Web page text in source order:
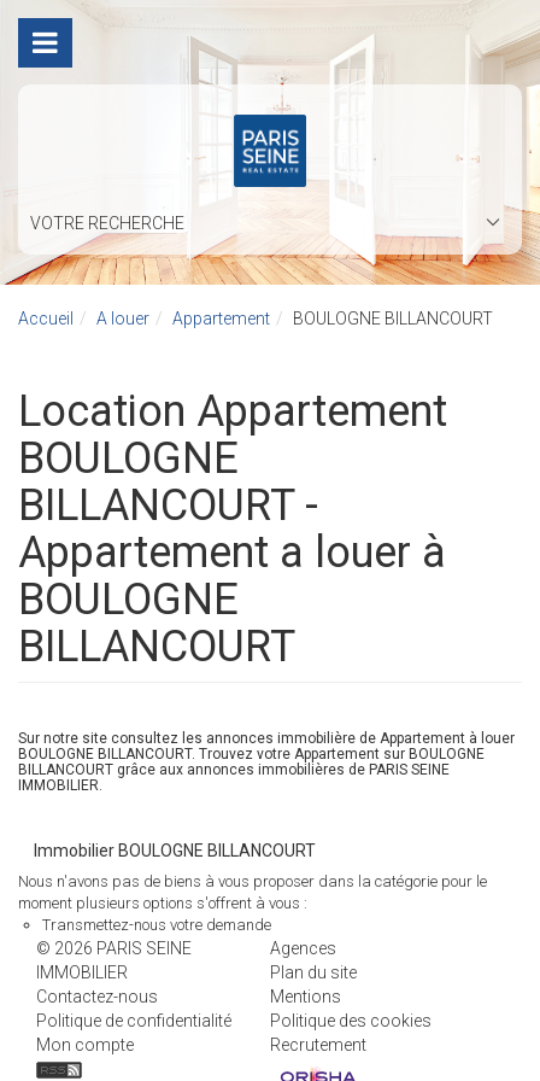
VOTRE RECHERCHE
Accueil A louer Appartement BOULOGNE BILLANCOURT
Location Appartement
BOULOGNE
BILLANCOURT -
Appartement a louer à
BOULOGNE
BILLANCOURT
Sur notre site consultez les annonces immobilière de Appartement à louer
BOULOGNE BILLANCOURT. Trouvez votre Appartement sur BOULOGNE
BILLANCOURT grâce aux annonces immobilières de PARIS SEINE
IMMOBILIER.
Immobilier BOULOGNE BILLANCOURT
Nous n'avons pas de biens à vous proposer dans la catégorie pour le
moment plusieurs options s'offrent à vous :
Transmettez-nous votre demande
© 2026 PARIS SEINE
IMMOBILIER
Agences
Plan du site
Contactez-nous
Mentions
Politique de confidentialité
Politique des cookies
Mon compte
Recrutement